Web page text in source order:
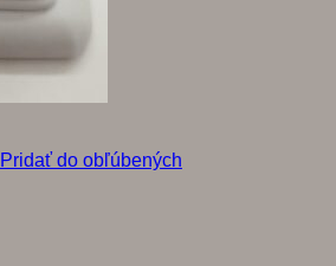
Pridať do obľúbených